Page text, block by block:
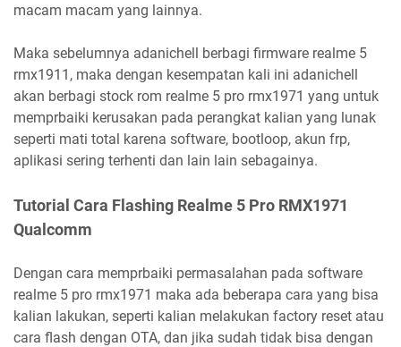
macam macam yang lainnya.
Maka sebelumnya adanichell berbagi firmware realme 5
rmx1911, maka dengan kesempatan kali ini adanichell
akan berbagi stock rom realme 5 pro rmx1971 yang untuk
memprbaiki kerusakan pada perangkat kalian yang lunak
seperti mati total karena software, bootloop, akun frp,
aplikasi sering terhenti dan lain lain sebagainya.
Tutorial Cara Flashing Realme 5 Pro RMX1971
Qualcomm
Dengan cara memprbaiki permasalahan pada software
realme 5 pro rmx1971 maka ada beberapa cara yang bisa
kalian lakukan, seperti kalian melakukan factory reset atau
cara flash dengan OTA, dan jika sudah tidak bisa dengan